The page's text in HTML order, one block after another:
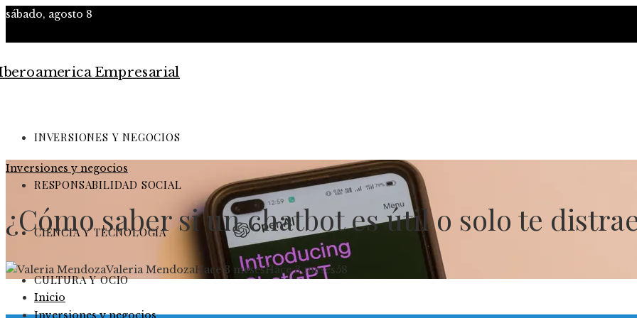
sábado, agosto 8
INVERSIONES Y NEGOCIOS
RESPONSABILIDAD SOCIAL
CIENCIA Y TECNOLOGÍA
CULTURA Y OCIO
Inversiones y negocios
¿Cómo saber si un chatbot es útil o solo te
Valeria MendozaHace 3 mesesHace 3 meses58
Inicio
Inversiones y negocios